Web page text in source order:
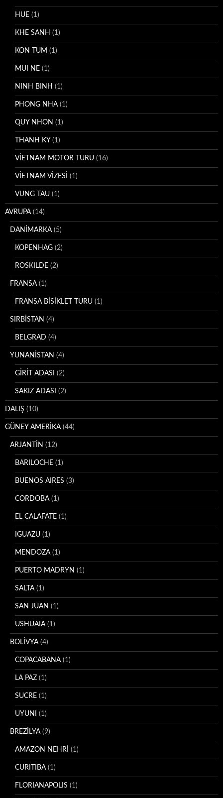
HUE (1)
KHE SANH (1)
KON TUM (1)
MUI NE (1)
NINH BINH (1)
PHONG NHA(1)
QUY NHON (1)
THANH KY (1)
VİETNAM MOTOR TURU (16)
VİETNAM VİZESİ (1)
VUNG TAU (1)
AVRUPA(14)
DANİMARKA(5)
KOPENHAG (2)
ROSKILDE (2)
FRANSA(1)
FRANSA BİSİKLET TURU (1)
SIRBİSTAN (4)
BELGRAD (4)
YUNANİSTAN (4)
GİRİT ADASI (2)
SAKIZ ADASI (2)
DALIŞ (10)
GÜNEY AMERİKA(44)
ARJANTİN (12)
BARILOCHE (1)
BUENOS AIRES (3)
CORDOBA(1)
EL CALAFATE (1)
IGUAZU (1)
MENDOZA(1)
PUERTO MADRYN (1)
SALTA(1)
SAN JUAN (1)
USHUAIA(1)
BOLİVYA(4)
COPACABANA(1)
LA PAZ (1)
SUCRE (1)
UYUNI (1)
BREZİLYA(9)
AMAZON NEHRİ (1)
CURITIBA(1)
FLORIANAPOLIS (1)